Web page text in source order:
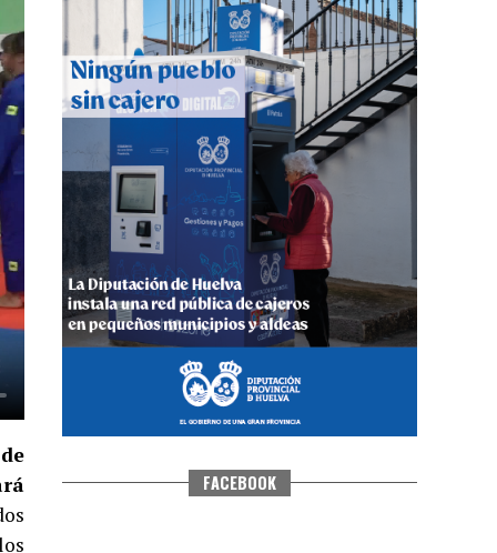
·Huelvatv
QUINTA CORRIDA DE LAS FIESTAS
COLOMBINAS 2026
hace 3 días· Huelvatv
FACEBOOK